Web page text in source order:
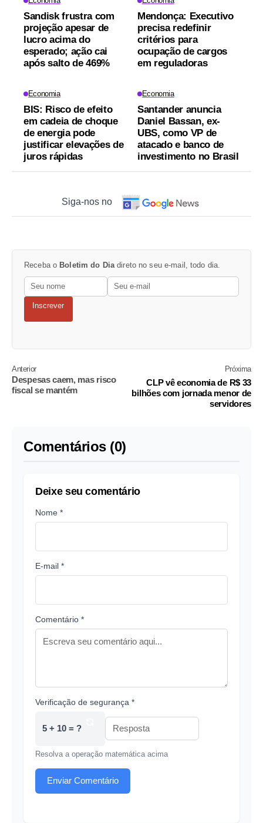
Sandisk frustra com
projeção apesar de
lucro acima do
esperado; ação cai
após salto de 469%
Mendonça: Executivo
precisa redefinir
critérios para
ocupação de cargos
em reguladoras
Economia
BIS: Risco de efeito
em cadeia de choque
de energia pode
justificar elevações de
juros rápidas
Economia
Santander anuncia
Daniel Bassan, ex-
UBS, como VP de
atacado e banco de
investimento no Brasil
Siga-nos no
Receba o Boletim do Diadireto no seu e-mail, todo dia.
Inscrever
Anterior
Despesas caem, mas risco
fiscal se mantém
Próxima
CLP vê economia de R$ 33
bilhões com jornada menor de
servidores
Comentários (0)
Deixe seu comentário
Nome *
E-mail *
Comentário *
Verificação de segurança *
5 + 10 = ?
Resolva a operação matemática acima
Enviar Comentário